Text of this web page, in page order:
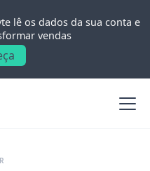
lê os dados da sua conta e
vendas